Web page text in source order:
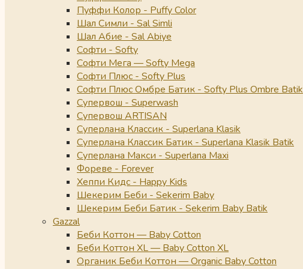
Пуффи Колор - Puffy Color
Шал Симли - Sal Simli
Шал Абие - Sal Abiye
Софти - Softy
Софти Мега — Softy Mega
Софти Плюс - Softy Plus
Софти Плюс Омбре Батик - Softy Plus Ombre Batik
Супервош - Superwash
Супервош ARTISAN
Суперлана Классик - Superlana Klasik
Суперлана Классик Батик - Superlana Klasik Batik
Суперлана Макси - Superlana Maxi
Фореве - Forever
Хеппи Кидс - Happy Kids
Шекерим Беби - Sekerim Baby
Шекерим Беби Батик - Sekerim Baby Batik
Gazzal
Беби Коттон — Baby Cotton
Беби Коттон XL — Baby Cotton XL
Органик Беби Коттон — Organic Baby Cotton